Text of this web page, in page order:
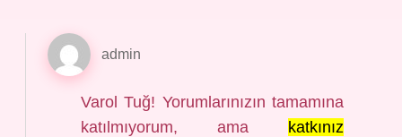
admin
Varol Tuğ! Yorumlarınızın tamamına
katılmıyorum, ama katkınız